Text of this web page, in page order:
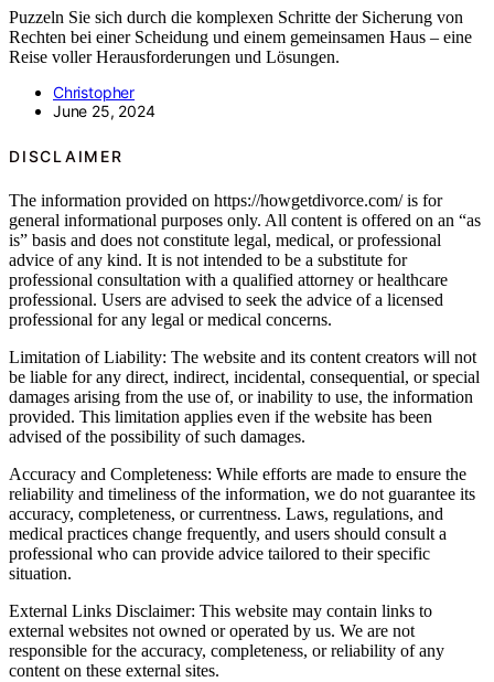
Puzzeln Sie sich durch die komplexen Schritte der Sicherung von
Rechten bei einer Scheidung und einem gemeinsamen Haus – eine
Reise voller Herausforderungen und Lösungen.
Christopher
June 25, 2024
DISCLAIMER
The information provided on https://howgetdivorce.com/ is for
general informational purposes only. All content is offered on an “as
is” basis and does not constitute legal, medical, or professional
advice of any kind. It is not intended to be a substitute for
professional consultation with a qualified attorney or healthcare
professional. Users are advised to seek the advice of a licensed
professional for any legal or medical concerns.
Limitation of Liability: The website and its content creators will not
be liable for any direct, indirect, incidental, consequential, or special
damages arising from the use of, or inability to use, the information
provided. This limitation applies even if the website has been
advised of the possibility of such damages.
Accuracy and Completeness: While efforts are made to ensure the
reliability and timeliness of the information, we do not guarantee its
accuracy, completeness, or currentness. Laws, regulations, and
medical practices change frequently, and users should consult a
professional who can provide advice tailored to their specific
situation.
External Links Disclaimer: This website may contain links to
external websites not owned or operated by us. We are not
responsible for the accuracy, completeness, or reliability of any
content on these external sites.